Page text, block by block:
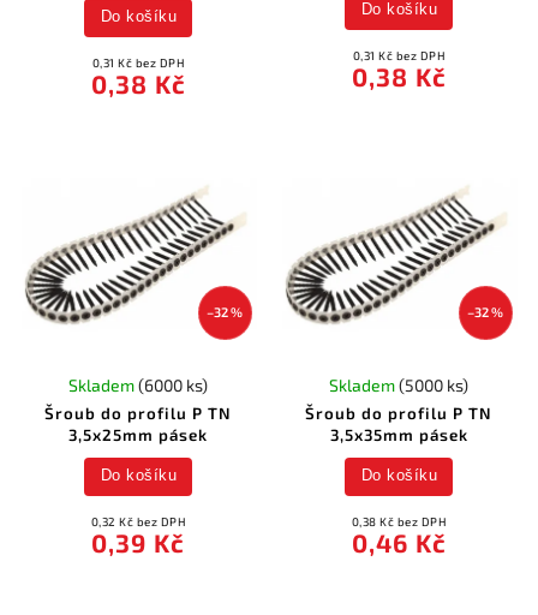
0,31 Kč bez DPH
0,38 Kč
Do košíku
0,31 Kč bez DPH
0,38 Kč
Do košíku
–32 %
Šroub do profilu P TN
3,5x25mm pásek
Skladem(6000 ks)
0,32 Kč bez DPH
0,39 Kč
Do košíku
–32 %
Šroub do profilu P TN
3,5x35mm pásek
Skladem(5000 ks)
0,38 Kč bez DPH
0,46 Kč
Do košíku